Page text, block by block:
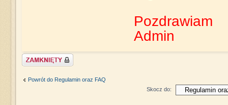
Pozdrawiam
Admin
Zablokowany
Powrót do Regulamin oraz FAQ
Skocz do: